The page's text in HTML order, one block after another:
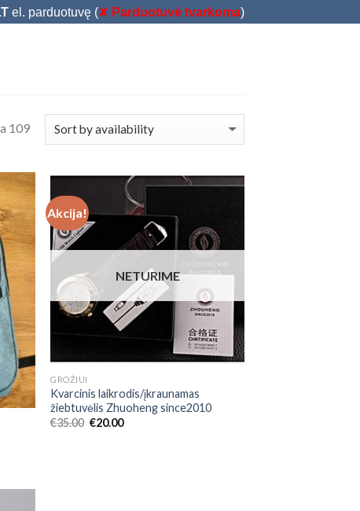
el. parduotuvę (✘ Parduotuvė tvarkoma)
109
to
Akcija!
Wishlist
NETURIME
GROŽIUI
Kvarcinis laikrodis/įkraunamas
žiebtuvėlis Zhuoheng since2010
€35.00 €20.00